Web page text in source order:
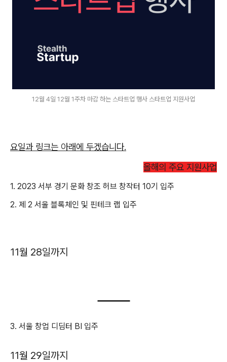
12월 4일 12월 1주차 마감 하는 스타트업 행사 스타트업 지원사업
요일과 링크는 아래에 두겠습니다.
올해의 주요 지원사업
1. 2023 서부 경기 문화 창조 허브 창작터 10기 입주
2. 제 2 서울 블록체인 및 핀테크 랩 입주
11월 28일까지
3. 서울 창업 디딤터 BI 입주
11월 29일까지